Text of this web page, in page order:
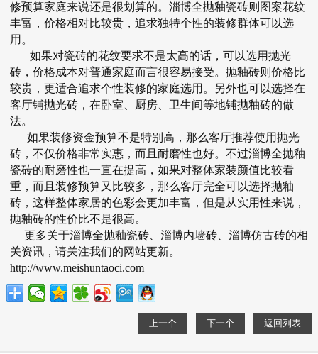
修预算家庭来说还是很划算的。 淄博全抛釉瓷砖则图案花纹
丰富，价格相对比较贵，追求独特个性的装修群体可以选
用。
如果对瓷砖的花纹要求不是太高的话，可以选用抛光
砖，价格成本对普通家庭而言很容易接受。抛釉砖则价格比
较贵，更适合追求个性装修的家庭选用。另外也可以选择在
客厅铺抛光砖，在卧室、厨房、卫生间等地铺抛釉砖的做
法。
如果装修资金预算不是特别高，那么客厅推荐使用抛光
砖，不仅价格非常实惠，而且耐磨性也好。不过淄博全抛釉
瓷砖的耐磨性也一直在提高，如果对整体家装颜值比较看
重，而且装修预算又比较多，那么客厅完全可以选择抛釉
砖，这样整体家居的色彩会更加丰富，但是从实用性来说，
抛釉砖的性价比不是很高。
更多关于淄博全抛釉瓷砖、 淄博内墙砖、 淄博仿古砖的相
关资讯，请关注我们的网站更新。
http://www.meishuntaoci.com
上一个 下一个 返回列表